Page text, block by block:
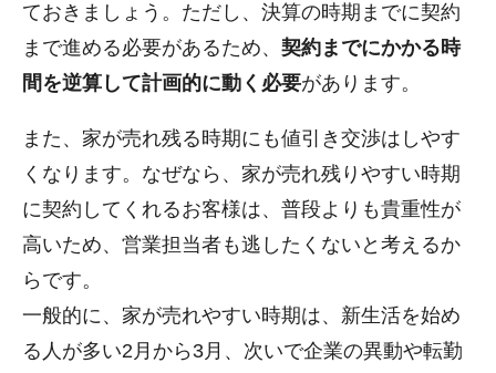
ておきましょう。ただし、決算の時期までに契約
まで進める必要があるため、 契約までにかかる時
間を逆算して計画的に動く必要があります。
また、家が売れ残る時期にも値引き交渉はしやす
くなります。なぜなら、家が売れ残りやすい時期
に契約してくれるお客様は、普段よりも貴重性が
高いため、営業担当者も逃したくないと考えるか
らです。
一般的に、家が売れやすい時期は、新生活を始め
る人が多い2月から3月、次いで企業の異動や転勤